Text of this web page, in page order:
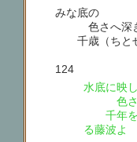
みな底の
色さへ深き
千歳（ちと
よみ人
124
水底に映
色さえ
千年を
る藤波よ